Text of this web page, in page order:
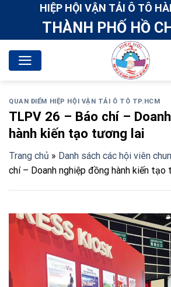
HIỆP HỘI VẬN TẢI Ô TÔ
THÀNH PHỐ HỒ
QUAN ĐIỂM HIỆP HỘI VẬN TẢI Ô TÔ TP.HCM
TLPV 26 – Báo chí –
hành kiến tạo tương lai
Trang chủ » Danh sách các hội viên
chí – Doanh nghiệp đồng hành kiến tạo